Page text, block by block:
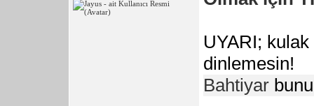
UYARI;
dinlemesin!
Bahtiyar